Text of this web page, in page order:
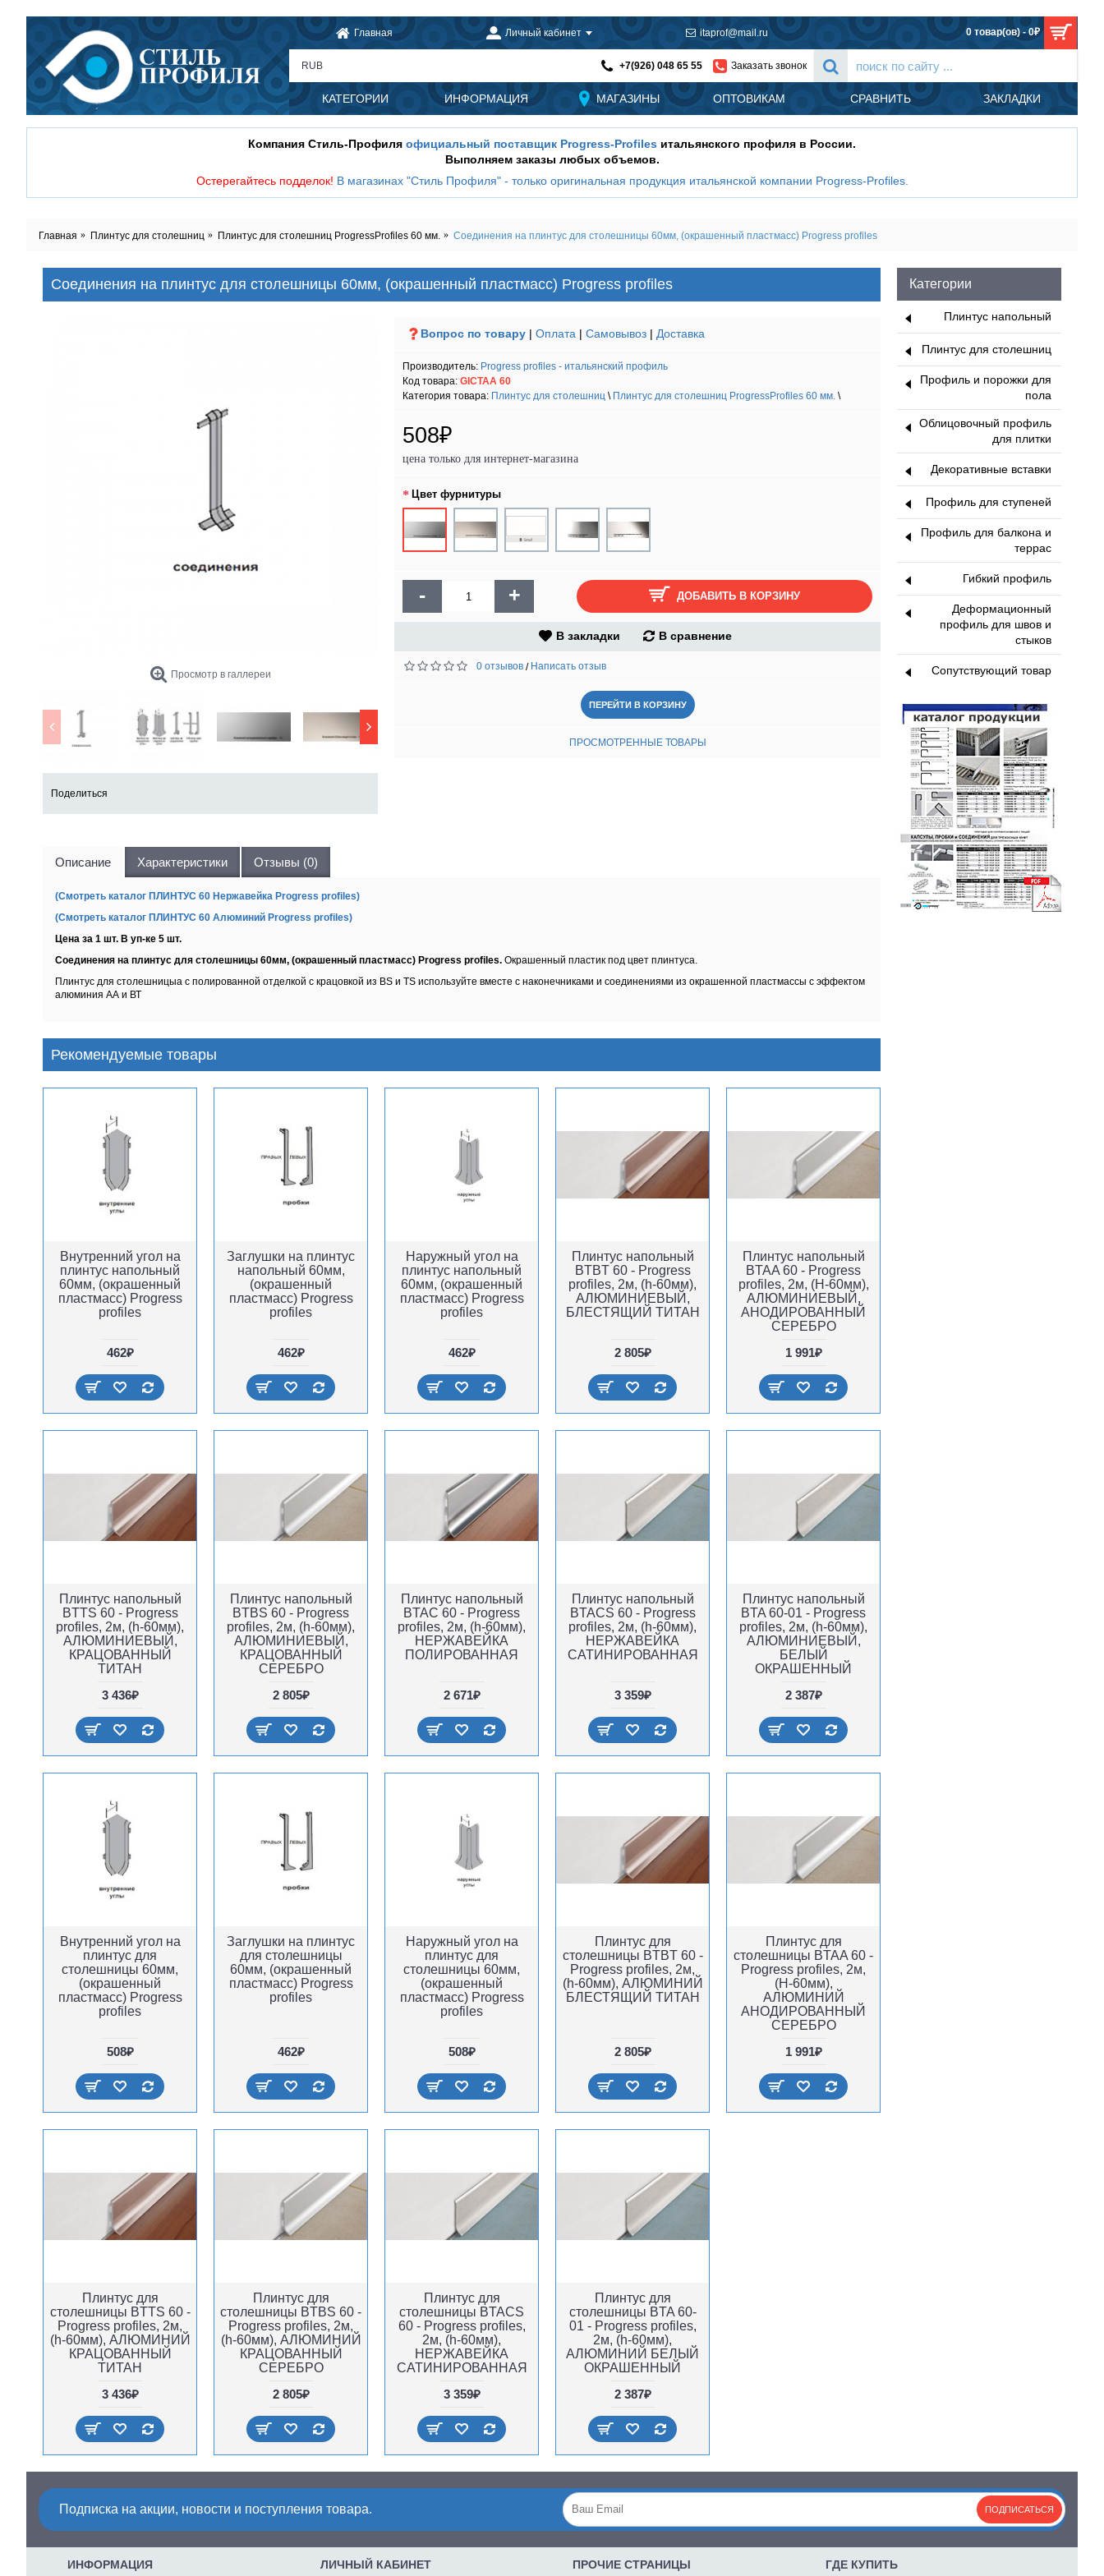
Главная Личный кабинет itaprof@mail.ru 0 товар(ов) - 0₽
RUB +7(926) 048 65 55 Заказать звонок
КАТЕГОРИИ ИНФОРМАЦИЯ МАГАЗИНЫ ОПТОВИКАМ СРАВНИТЬ ЗАКЛАДКИ
Компания Стиль-Профиля официальный поставщик Progress-Profiles итальянского профиля в России.
Выполняем заказы любых объемов.
Остерегайтесь подделок! В магазинах "Стиль Профиля" - только оригинальная продукция итальянской компании Progress-Profiles.
Главная Плинтус для столешниц Плинтус для столешниц ProgressProfiles 60 мм. Соединения на плинтус для столешницы 60мм, (окрашенный пластмасс) Progress profiles
Категории
Плинтус напольный
Плинтус для столешниц
Профиль и порожки для
пола
Облицовочный профиль
для плитки
Декоративные вставки
Профиль для ступеней
Профиль для балкона и
террас
Гибкий профиль
Деформационный
профиль для швов и
стыков
Сопутствующий товар
Соединения на плинтус для столешницы 60мм, (окрашенный пластмасс) Progress profiles
Просмотр в галлереи
Поделиться
Вопрос по товару | Оплата | Самовывоз | Доставка
Производитель: Progress profiles - итальянский профиль
Код товара: GICTAA 60
Категория товара: Плинтус для столешниц \ Плинтус для столешниц ProgressProfiles 60 мм. \
508₽
цена только для интернет-магазина
Цвет фурнитуры
- + ДОБАВИТЬ В КОРЗИНУ
В закладки В сравнение
0 отзывов / Написать отзыв
ПЕРЕЙТИ В КОРЗИНУ
ПРОСМОТРЕННЫЕ ТОВАРЫ
Описание Характеристики Отзывы (0)
(Смотреть каталог ПЛИНТУС 60 Нержавейка Progress profiles)
(Смотреть каталог ПЛИНТУС 60 Алюминий Progress profiles)
Цена за 1 шт. В уп-ке 5 шт.
Соединения на плинтус для столешницы 60мм, (окрашенный пластмасс) Progress profiles. Окрашенный пластик под цвет плинтуса.
Плинтус для столешницыа с полированной отделкой с крацовкой из BS и TS используйте вместе с наконечниками и соединениями из окрашенной пластмассы с эффектом
алюминия АА и ВТ
Рекомендуемые товары
Внутренний угол на
плинтус напольный
60мм, (окрашенный
пластмасс) Progress
profiles
462₽
Заглушки на плинтус
напольный 60мм,
(окрашенный
пластмасс) Progress
profiles
462₽
Наружный угол на
плинтус напольный
60мм, (окрашенный
пластмасс) Progress
profiles
462₽
Плинтус напольный
BTBT 60 - Progress
profiles, 2м, (h-60мм),
АЛЮМИНИЕВЫЙ,
БЛЕСТЯЩИЙ ТИТАН
2 805₽
Плинтус напольный
BTAA 60 - Progress
profiles, 2м, (H-60мм),
АЛЮМИНИЕВЫЙ,
АНОДИРОВАННЫЙ
СЕРЕБРО
1 991₽
Плинтус напольный
BTTS 60 - Progress
profiles, 2м, (h-60мм),
АЛЮМИНИЕВЫЙ,
КРАЦОВАННЫЙ
ТИТАН
3 436₽
Плинтус напольный
BTBS 60 - Progress
profiles, 2м, (h-60мм),
АЛЮМИНИЕВЫЙ,
КРАЦОВАННЫЙ
СЕРЕБРО
2 805₽
Плинтус напольный
BTAC 60 - Progress
profiles, 2м, (h-60мм),
НЕРЖАВЕЙКА
ПОЛИРОВАННАЯ
2 671₽
Плинтус напольный
BTACS 60 - Progress
profiles, 2м, (h-60мм),
НЕРЖАВЕЙКА
САТИНИРОВАННАЯ
3 359₽
Плинтус напольный
BTA 60-01 - Progress
profiles, 2м, (h-60мм),
АЛЮМИНИЕВЫЙ,
БЕЛЫЙ
ОКРАШЕННЫЙ
2 387₽
Внутренний угол на
плинтус для
столешницы 60мм,
(окрашенный
пластмасс) Progress
profiles
508₽
Заглушки на плинтус
для столешницы
60мм, (окрашенный
пластмасс) Progress
profiles
462₽
Наружный угол на
плинтус для
столешницы 60мм,
(окрашенный
пластмасс) Progress
profiles
508₽
Плинтус для
столешницы BTBT 60 -
Progress profiles, 2м,
(h-60мм), АЛЮМИНИЙ
БЛЕСТЯЩИЙ ТИТАН
2 805₽
Плинтус для
столешницы BTAA 60 -
Progress profiles, 2м,
(H-60мм),
АЛЮМИНИЙ
АНОДИРОВАННЫЙ
СЕРЕБРО
1 991₽
Плинтус для
столешницы BTTS 60 -
Progress profiles, 2м,
(h-60мм), АЛЮМИНИЙ
КРАЦОВАННЫЙ
ТИТАН
3 436₽
Плинтус для
столешницы BTBS 60 -
Progress profiles, 2м,
(h-60мм), АЛЮМИНИЙ
КРАЦОВАННЫЙ
СЕРЕБРО
2 805₽
Плинтус для
столешницы BTACS
60 - Progress profiles,
2м, (h-60мм),
НЕРЖАВЕЙКА
САТИНИРОВАННАЯ
3 359₽
Плинтус для
столешницы BTA 60-
01 - Progress profiles,
2м, (h-60мм),
АЛЮМИНИЙ БЕЛЫЙ
ОКРАШЕННЫЙ
2 387₽
Подписка на акции, новости и поступления товара. ПОДПИСАТЬСЯ
ИНФОРМАЦИЯ ЛИЧНЫЙ КАБИНЕТ ПРОЧИЕ СТРАНИЦЫ ГДЕ КУПИТЬ